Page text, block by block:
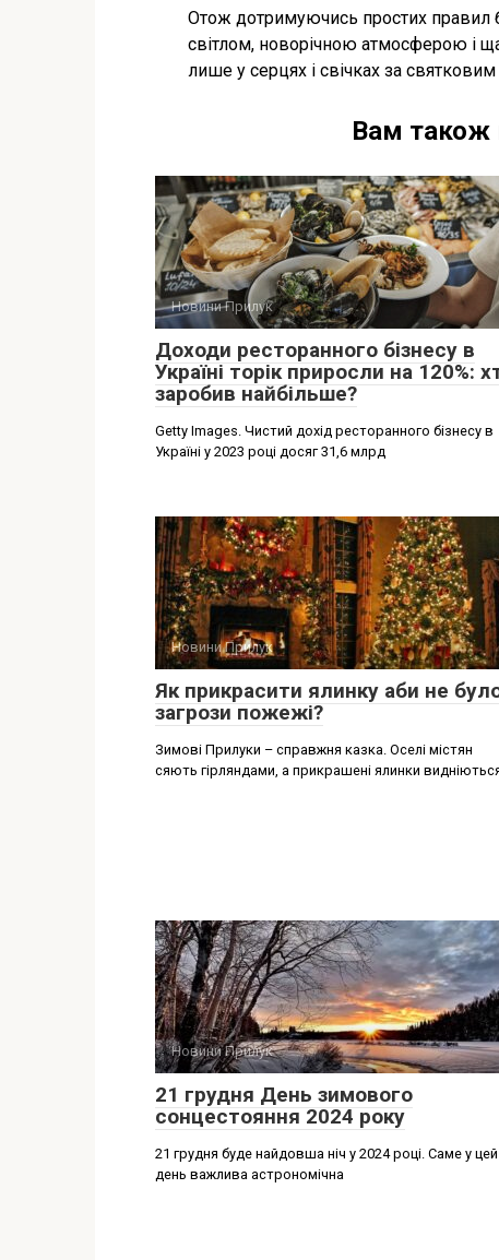
Отож дотримуючись простих
світлом, новорічною атмосферою і
лише у серцях і свічках за
Вам також
Новини Прилук
Доходи ресторанного бізнесу в
Україні торік приросли на 120%:
заробив найбільше?
Getty Images. Чистий дохід ресторанного бізнесу в
Україні у 2023 році досяг 31,6 млрд
Новини Прилук
Як прикрасити ялинку аби не
загрози пожежі?
Зимові Прилуки – справжня казка. Оселі містян
сяють гірляндами, а прикрашені ялинки
Новини Прилук
21 грудня День зимового
сонцестояння 2024 року
21 грудня буде найдовша ніч у 2024 році. Саме у цей
день важлива астрономічна